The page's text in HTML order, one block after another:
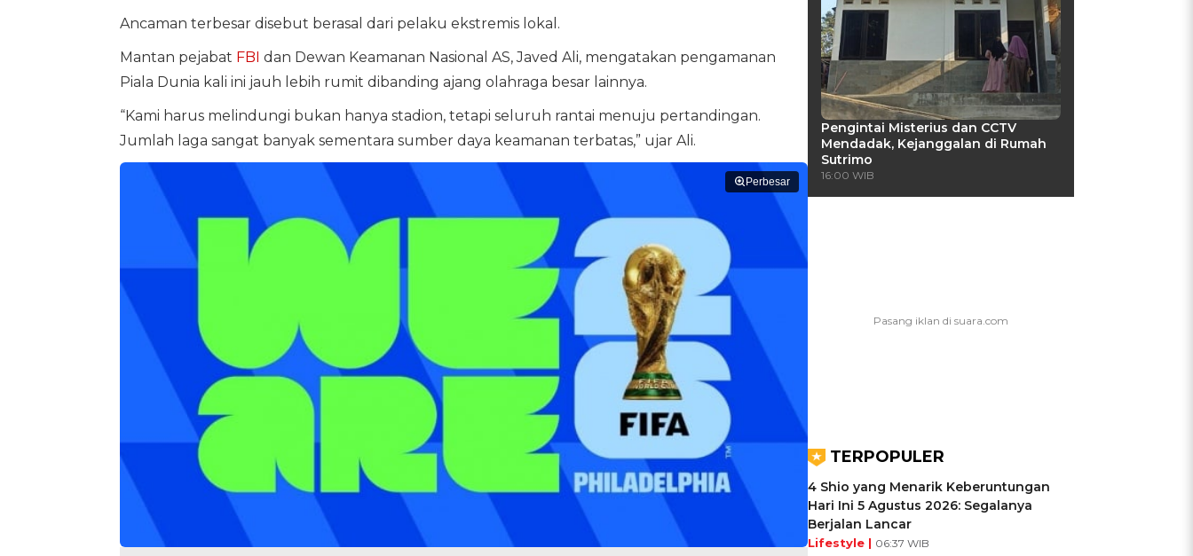
Ancaman terbesar disebut berasal dari pelaku ekstremis lokal.
Mantan pejabat FBI dan Dewan Keamanan Nasional AS, Javed Ali, mengatakan pengamanan
Piala Dunia kali ini jauh lebih rumit dibanding ajang olahraga besar lainnya.
“Kami harus melindungi bukan hanya stadion, tetapi seluruh rantai menuju pertandingan.
Jumlah laga sangat banyak sementara sumber daya keamanan terbatas,” ujar Ali.
Perbesar
Pengintai Misterius dan CCTV
Mendadak, Kejanggalan di Rumah
Sutrimo
16:00 WIB
TERPOPULER
4 Shio yang Menarik Keberuntungan
Hari Ini 5 Agustus 2026: Segalanya
Berjalan Lancar
Lifestyle | 06:37 WIB